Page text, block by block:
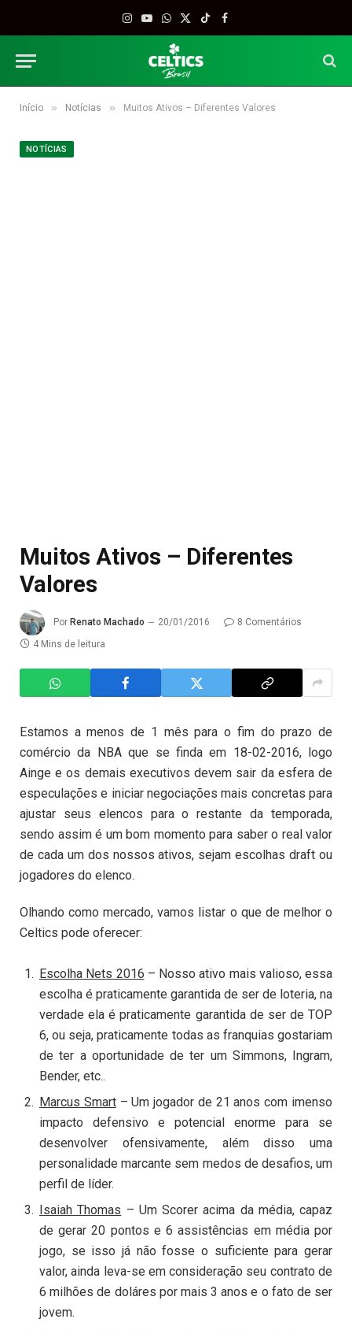
Instagram
YouTube
WhatsApp
X
TikTokFacebook
Início » Notícias » Muitos Ativos – Diferentes Valores
NOTÍCIAS
Muitos Ativos – Diferentes
Valores
Por Renato Machado 20/01/2016
8 Comentários
4 Mins de leitura
Estamos a menos de 1 mês para o fim do prazo de
comércio da NBA que se finda em 18-02-2016, logo
Ainge e os demais executivos devem sair da esfera de
especulações e iniciar negociações mais concretas para
ajustar seus elencos para o restante da temporada,
sendo assim é um bom momento para saber o real valor
de cada um dos nossos ativos, sejam escolhas draft ou
jogadores do elenco.
Olhando como mercado, vamos listar o que de melhor o
Celtics pode oferecer:
Escolha Nets 2016 – Nosso ativo mais valioso, essa
escolha é praticamente garantida de ser de loteria, na
verdade ela é praticamente garantida de ser de TOP
6, ou seja, praticamente todas as franquias gostariam
de ter a oportunidade de ter um Simmons, Ingram,
Bender, etc..
Marcus Smart– Um jogador de 21 anos com imenso
impacto defensivo e potencial enorme para se
desenvolver ofensivamente, além disso uma
personalidade marcante sem medos de desafios, um
perfil de líder.
Isaiah Thomas – Um Scorer acima da média, capaz
de gerar 20 pontos e 6 assistências em média por
jogo, se isso já não fosse o suficiente para gerar
valor, ainda leva-se em consideração seu contrato de
6 milhões de doláres por mais 3 anos e o fato de ser
jovem.